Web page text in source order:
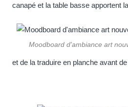
canapé et la table basse apportent
Moodboard d'ambiance art
et de la traduire en planche avant